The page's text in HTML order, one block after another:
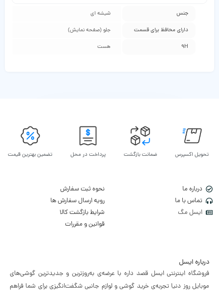
جنس شیشه ای
دارای محافظ برای قسمت جلو (صفحه نمایش)
9H هست
تحویل اکسپرس ضمانت بازگشت پرداخت در محل تضمین بهترین قیمت
درباره ما
تماس با ما
ایسل مگ
نحوه ثبت سفارش
رویه ارسال سفارش ها
شرایط بازگشت کالا
قوانین و مقررات
درباره ایسل
فروشگاه اینترنتی ایسل قصد داره با عرضه‌ی به‌روزترین و جدیدترین گوشی‌های
موبایل روز دنیا تجربه‌ی خرید گوشی و لوازم جانبی شگفت‌انگیزی برای شما فراهم